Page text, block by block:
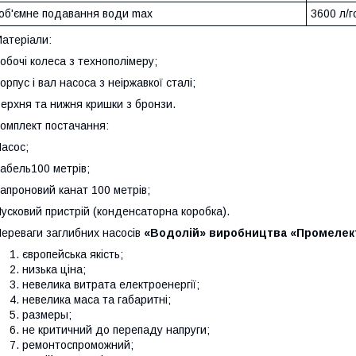
подавання води max
3600 л/
колеса з технополімеру;
і вал насоса з неіржавкої сталі;
та нижня кришки з бронзи.
постачання:
метрів;
канат 100 метрів;
пристрій (конденсаторна коробка).
заглибних насосів «Водолій» виробництва
європейська якість;
низька ціна;
невелика витрата електроенергії;
невелика маса та габаритні;
размеры;
не критичний до перепаду напруги;
ремонтоспроможний;